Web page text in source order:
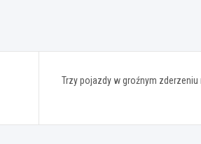
Trzy pojazdy w groźnym